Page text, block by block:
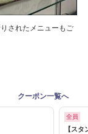
されたメニューもご
クーポン一覧へ
全員
【ス